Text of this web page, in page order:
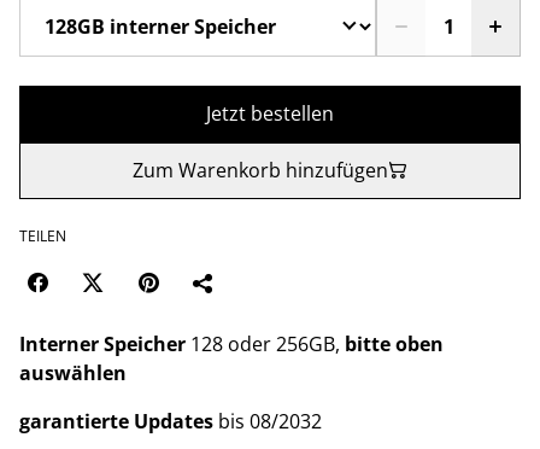
Jetzt bestellen
Zum Warenkorb hinzufügen
TEILEN
Interner Speicher 128 oder 256GB, bitte oben
auswählen
garantierte Updates bis 08/2032